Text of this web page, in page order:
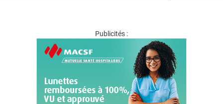
Publicités :